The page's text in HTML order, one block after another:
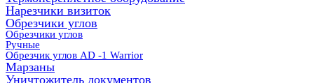
Нарезчики визиток
Обрезчики углов
Обрезчики углов
Ручные
Обрезчик углов AD -1 Warrior
Марзаны
Уничтожитель документов